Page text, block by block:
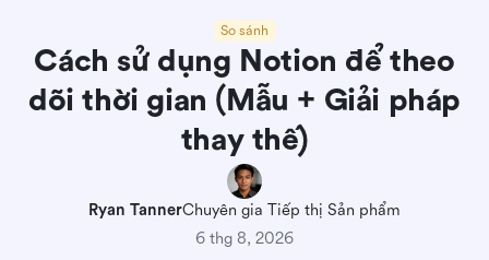
So sánh
Cách sử dụng Notion để theo
dõi thời gian (Mẫu + Giải pháp
thay thế)
Ryan TannerChuyên gia Tiếp thị Sản phẩm
6 thg 8, 2026